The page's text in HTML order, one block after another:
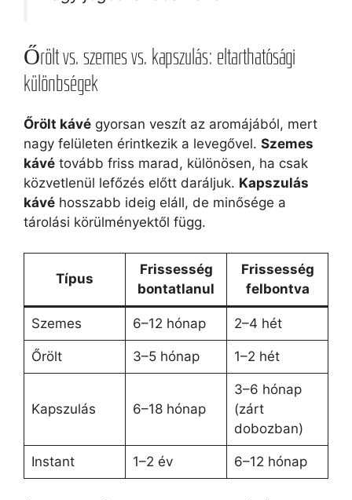
Őrölt vs. szemes vs. kapszulás: eltarthatósági
különbségek
Őrölt kávé gyorsan veszít az aromájából, mert
nagy felületen érintkezik a levegővel. Szemes
kávé tovább friss marad, különösen, ha csak
közvetlenül lefőzés előtt daráljuk. Kapszulás
kávé hosszabb ideig eláll, de minősége a
tárolási körülményektől függ.
Típus
Frissesség
bontatlanul
Frissesség
felbontva
Szemes 6–12 hónap 2–4 hét
Őrölt 3–5 hónap 1–2 hét
Kapszulás 6–18 hónap
3–6 hónap
(zárt
dobozban)
Instant 1–2 év 6–12 hónap